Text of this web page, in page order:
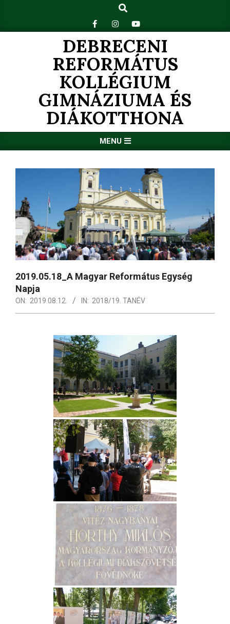
content
Search
DEBRECENI
REFORMÁTUS
KOLLÉGIUM
GIMNÁZIUMA ÉS
DIÁKOTTHONA
Navigation
MENU
2019.05.18_A Magyar Református Egység
Napja
ON: 2019.08.12. IN: 2018/19. TANÉV